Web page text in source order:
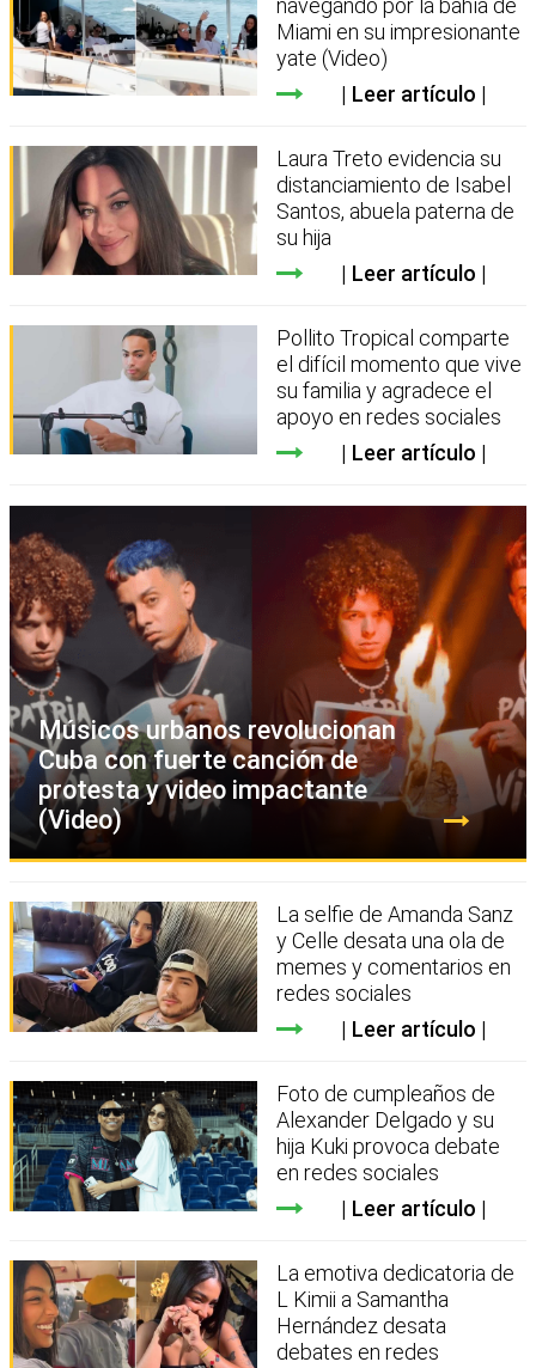
navegando por la bahía de
Miami en su impresionante
yate (Video)
Leer artículo
Laura Treto evidencia su
distanciamiento de Isabel
Santos, abuela paterna de
su hija
Leer artículo
Pollito Tropical comparte
el difícil momento que vive
su familia y agradece el
apoyo en redes sociales
Leer artículo
Músicos urbanos revolucionan
Cuba con fuerte canción de
protesta y video impactante
(Video)
La selfie de Amanda Sanz
y Celle desata una ola de
memes y comentarios en
redes sociales
Leer artículo
Foto de cumpleaños de
Alexander Delgado y su
hija Kuki provoca debate
en redes sociales
Leer artículo
La emotiva dedicatoria de
L Kimii a Samantha
Hernández desata
debates en redes